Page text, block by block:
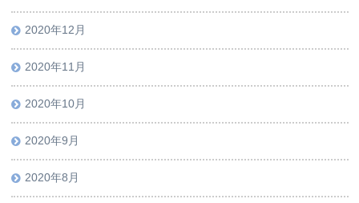
2020年12月
2020年11月
2020年10月
2020年9月
2020年8月